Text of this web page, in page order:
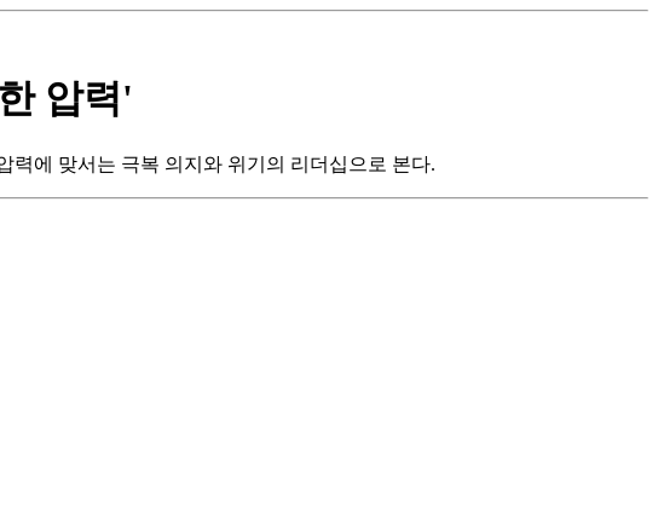
압력'
력에 맞서는 극복 의지와 위기의 리더십으로 본다.